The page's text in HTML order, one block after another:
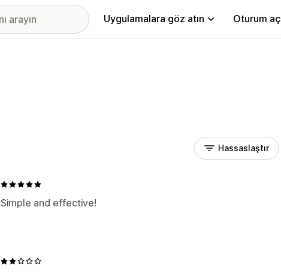
Uygulamalara göz atın Oturum aç
Hassaslaştır
Simple and effective!